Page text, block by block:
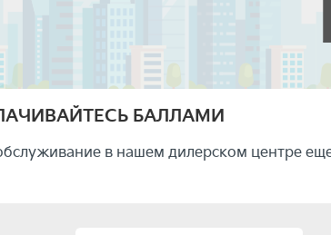
БАЛЛАМИ
в нашем дилерском центре